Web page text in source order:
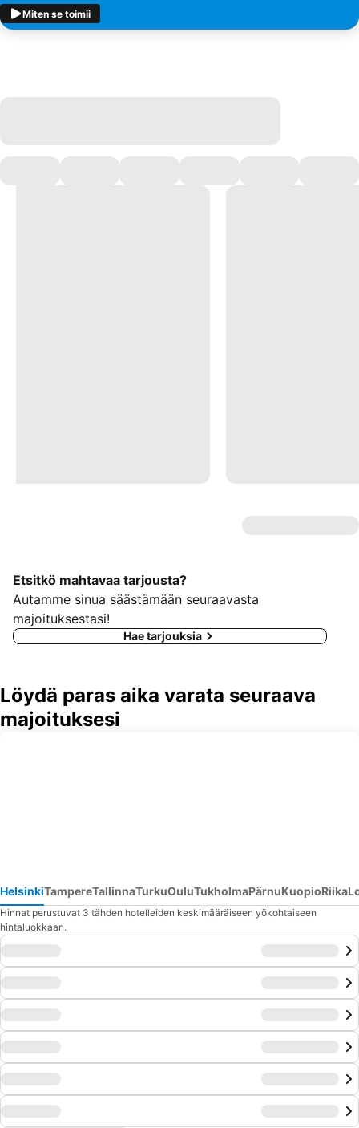
Miten se toimii
Etsitkö mahtavaa tarjousta?
Autamme sinua säästämään seuraavasta
majoituksestasi!
Hae tarjouksia
Löydä paras aika varata seuraava
majoituksesi
HelsinkiTampereTallinnaTurkuOuluTukholmaPärnuKuopioRiika
Hinnat perustuvat 3 tähden hotelleiden keskimääräiseen yökohtaiseen
hintaluokkaan.